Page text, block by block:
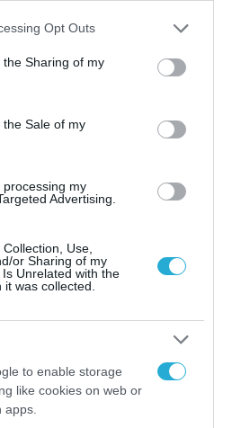
app uses one or more Google
usage behaviour. You may click to
Google and its third-party tags to
purposes in below Google
Opt Outs
Sharing of my
Sale of my
my
Advertising.
Use,
or Sharing of my
Unrelated with the
was collected.
to enable storage
like cookies on web or
preview και σε
εκδόσεις των Bing